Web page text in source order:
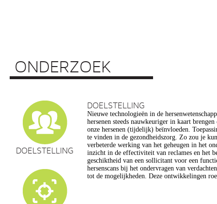
ONDERZOEK
DOELSTELLING
DOELSTELLING
Nieuwe technologieën in de
hersenen steeds nauwkeuriger in kaart
onze hersenen (tijdelijk) beïnvloeden.
te vinden in de gezondheidszorg. Zo zou je
verbeterde werking van het geheugen in het
inzicht in de effectiviteit van reclames en het
geschiktheid van een sollicitant voor een
hersenscans bij het ondervragen van
tot de mogelijkheden. Deze ontwikkelingen
vragen op, onder meer op het gebied van de
privacy, gelijkheid, stigmatisering),
en veranderingen in ons normen en waarden
commerciële toepassing van een aantal van
een extra reden voor zorg. Het doel van dit
maatschappelijk verantwoorde ontwikkeling van
de hersenwetenschappen te realiseren,